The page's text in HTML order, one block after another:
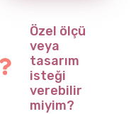
Özel ölçü
veya
tasarım
isteği
verebilir
miyim?